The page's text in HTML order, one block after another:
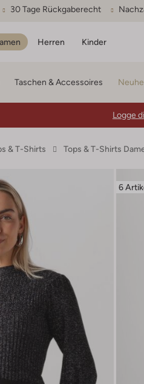
30 Tage Rückgaberecht
Herren Kinder
Taschen & Accessoires
Logge
& T-Shirts Tops & T-Shirts
6